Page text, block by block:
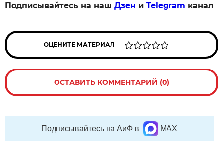
Подписывайтесь на нашДзен иTelegram канал
ОЦЕНИТЕ МАТЕРИАЛ
ОСТАВИТЬ КОММЕНТАРИЙ (0)
Подписывайтесь на АиФ в MAX